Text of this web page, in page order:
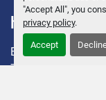
"Accept All", you
privacy policy.
Accept
hitta oss
ENKÖPING KÄVRA
745 95 Enköping,